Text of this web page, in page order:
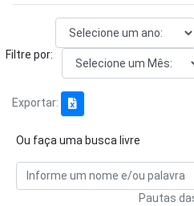
Filtre por:
Exportar:
Ou faça uma busca livre
Pautas